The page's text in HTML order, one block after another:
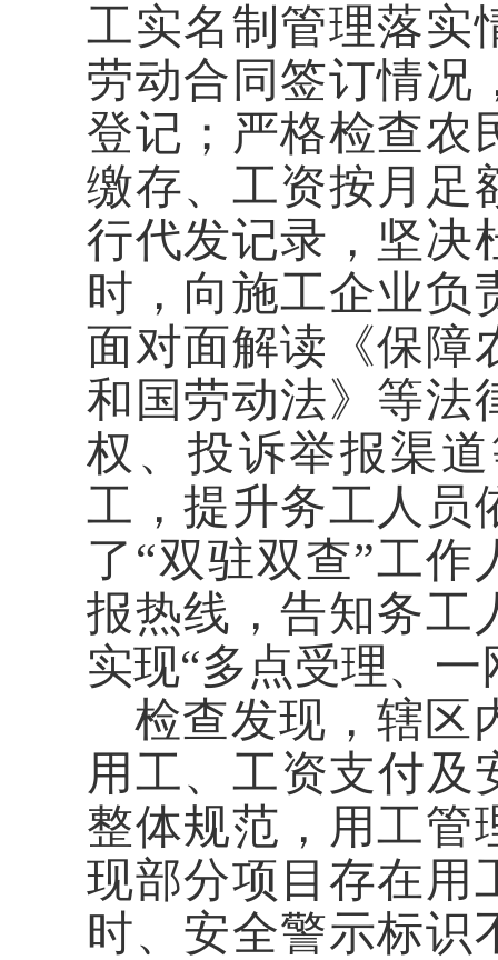
工实名制管理落实
劳动合同签订情况
登记；严格检查农
缴存、工资按月足
行代发记录，坚决
时，向施工企业负
面对面解读《保障
和国劳动法》等法
权、投诉举报渠
工，提升务工人员
了“双驻双查”工作
报热线，告知务工
实现“多点受理、一
检查发现，辖区
用工、工资支付及
整体规范，用工管
现部分项目存在用
时、安全警示标识